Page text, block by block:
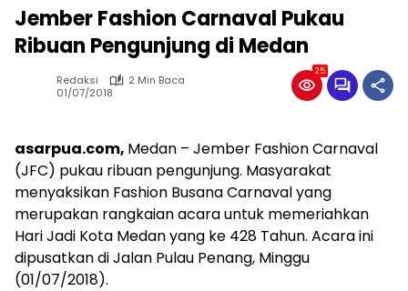
Jember Fashion Carnaval Pukau
Ribuan Pengunjung di Medan
Redaksi
2 Min Baca
01/07/2018
25
asarpua.com, Medan – Jember Fashion Carnaval
(JFC) pukau ribuan pengunjung. Masyarakat
menyaksikan Fashion Busana Carnaval yang
merupakan rangkaian acara untuk memeriahkan
Hari Jadi Kota Medan yang ke 428 Tahun. Acara ini
dipusatkan di Jalan Pulau Penang, Minggu
(01/07/2018).